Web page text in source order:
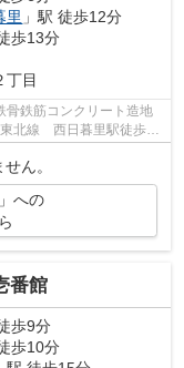
里 」駅 徒歩12分
歩13分
丁目
ん。
への
番館
歩9分
歩10分